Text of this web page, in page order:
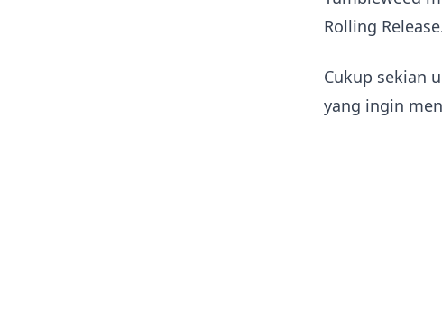
Rolling
Cukup sekian
yang ingin